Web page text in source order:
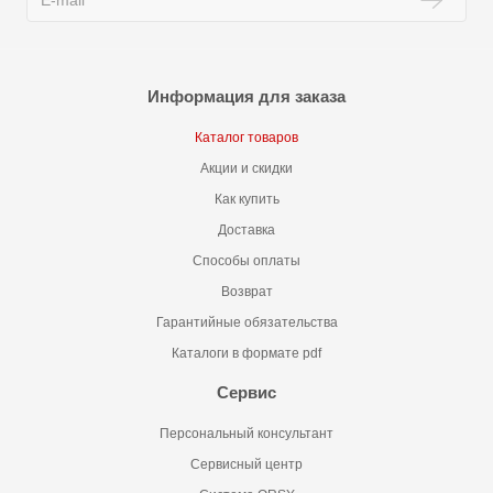
Информация для заказа
Каталог товаров
Акции и скидки
Как купить
Доставка
Способы оплаты
Возврат
Гарантийные обязательства
Каталоги в формате pdf
Сервис
Персональный консультант
Сервисный центр